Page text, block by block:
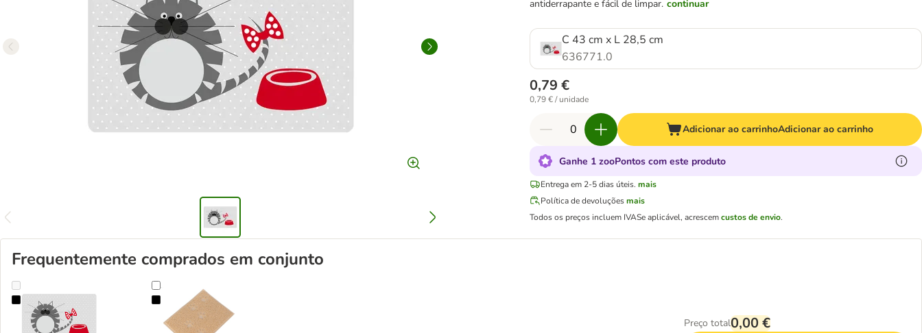
antiderrapante e fácil de limpar. continuar
C 43 cm x L 28,5 cm
636771.0
0,79 €
0,79 € / unidade
Adicionar ao carrinhoAdicionar ao carrinho
Ganhe 1 zooPontos com este produto
Entrega em 2-5 dias úteis. mais
Política de devoluções mais
Todos os preços incluem IVASe aplicável, acrescemcustos de envio.
Frequentemente comprados em conjunto
Tapete para comedouro Mimi Tapete com impressão de patas para caixas de areia
Preço total0,00 €